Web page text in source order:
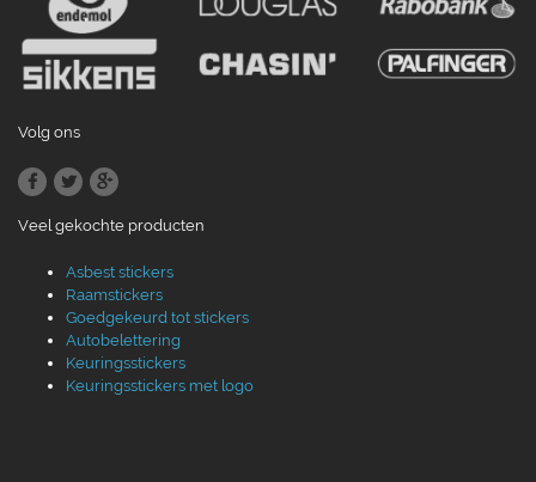
Volg ons
Veel gekochte producten
Asbest stickers
Raamstickers
Goedgekeurd tot stickers
Autobelettering
Keuringsstickers
Keuringsstickers met logo